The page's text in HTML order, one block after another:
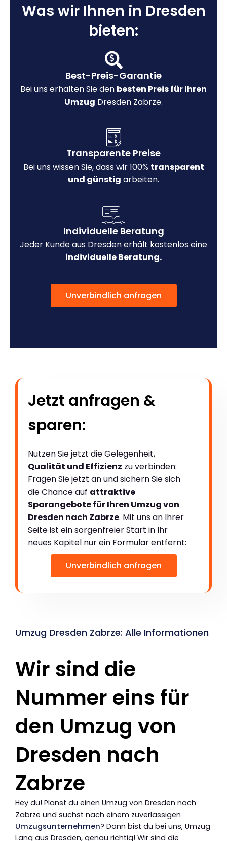
Was wir Ihnen in Dresden
bieten:
Best-Preis-Garantie
Bei uns erhalten Sie den besten Preis für Ihren
Umzug Dresden Zabrze.
Transparente Preise
Bei uns wissen Sie, dass wir 100% transparent
und günstig arbeiten.
Individuelle Beratung
Jeder Kunde aus Dresden erhält kostenlos eine
individuelle Beratung.
Unverbindlich anfragen
Jetzt anfragen &
sparen:
Nutzen Sie jetzt die Gelegenheit,
Qualität und Effizienz zu verbinden:
Fragen Sie jetzt an und sichern Sie sich
die Chance auf attraktive
Sparangebote für Ihren Umzug von
Dresden nach Zabrze. Mit uns an Ihrer
Seite ist ein sorgenfreier Start in Ihr
neues Kapitel nur ein Formular entfernt:
Unverbindlich anfragen
Umzug Dresden Zabrze: Alle Informationen
Wir sind die
Nummer eins für
den Umzug von
Dresden nach
Zabrze
Hey du! Planst du einen Umzug von Dresden nach
Zabrze und suchst nach einem zuverlässigen
Umzugsunternehmen? Dann bist du bei uns, Umzug
Lang aus Dresden, genau richtig! Wir sind die